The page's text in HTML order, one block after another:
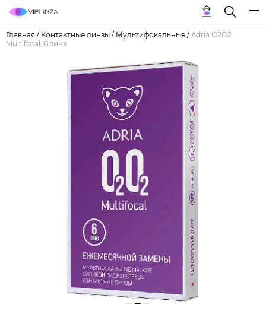
Главная / Контактные линзы / Мультифокальные / Adria О2О2
Multifocal, 6 линз